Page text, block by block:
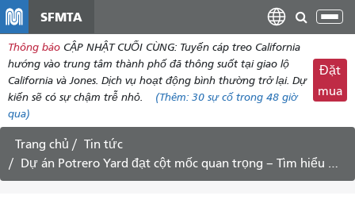
dung
SFMTA
Thông báo CẬP NHẬT CUỐI CÙNG: Tuyến cáp treo California
hướng vào trung tâm thành phố đã thông suốt tại giao lộ
California và Jones. Dịch vụ hoạt động bình thường trở lại. Dự
kiến ​​sẽ có sự chậm trễ nhỏ.
(Thêm: 30 sự cố trong 48 giờ
qua)
Đặt
mua
Trang chủ
Tin tức
Dự án Potrero Yard đạt cột mốc quan trọng – Tìm hiểu xem phản hồi của bạn đã giúp ích như thế nào!